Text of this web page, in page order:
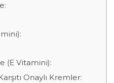
(E Vitamini):
Onaylı Kremler: